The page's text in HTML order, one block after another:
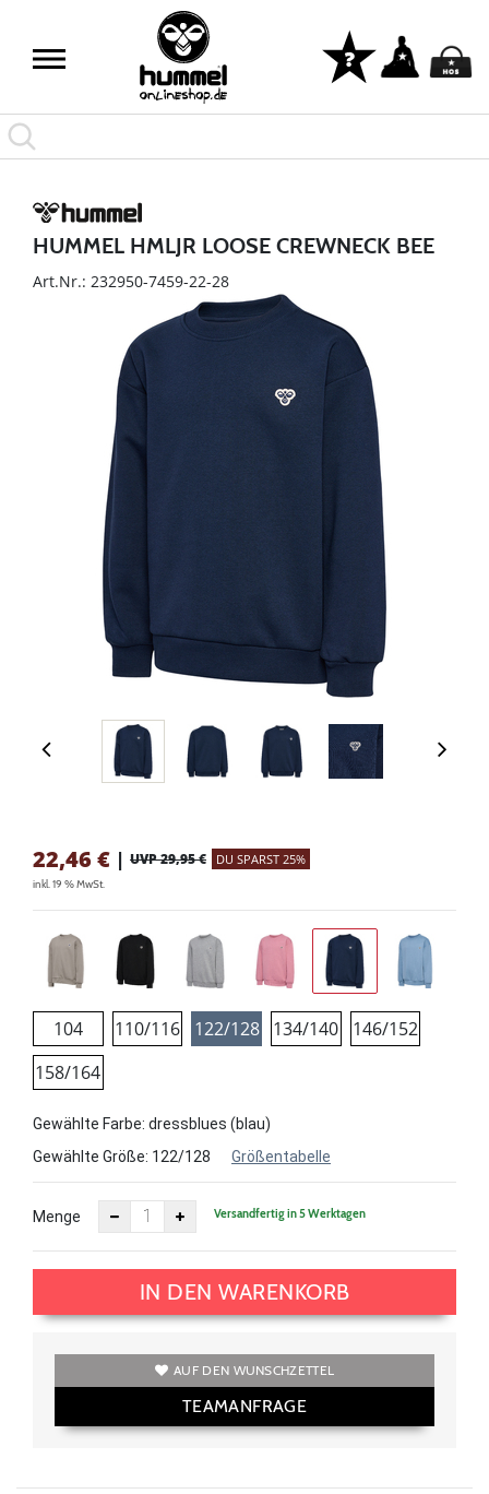
HUMMEL HMLJR LOOSE CREWNECK BEE
Art.Nr.: 232950-7459-22-28
22,46 € | UVP 29,95 € DU SPARST 25%
inkl. 19 % MwSt.
104 110/116 122/128 134/140
146/152
158/164
Gewählte Farbe: dressblues (blau)
Gewählte Größe: 122/128 Größentabelle
Menge Versandfertig in 5 Werktagen
IN DEN WARENKORB
AUF DEN WUNSCHZETTEL
TEAMANFRAGE